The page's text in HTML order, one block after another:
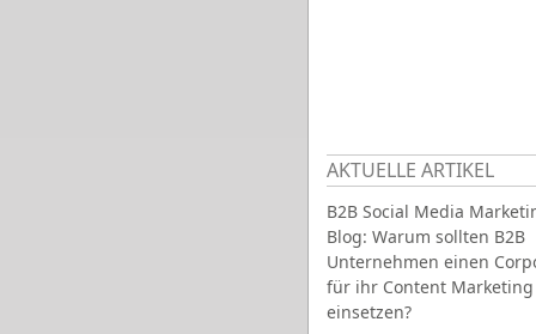
AKTUELLE ARTIKEL
B2B Social Media
Blog: Warum sollten B2B
Unternehmen einen
für ihr Content Marketing
einsetzen?